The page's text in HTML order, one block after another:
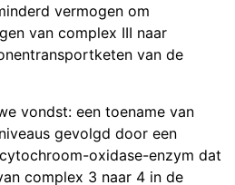
vermogen om
van complex III naar
van de
vondst: een toename van
gevolgd door een
oxidase-enzym dat
complex 3 naar 4 in de